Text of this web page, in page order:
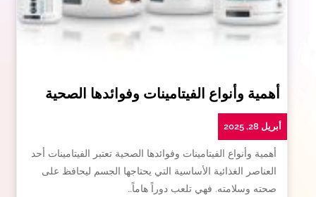
أهمية وأنواع الفيتامينات وفوائدها الصحية
أبريل 28, 2025
أهمية وأنواع الفيتامينات وفوائدها الصحية تعتبر الفيتامينات أحد
العناصر الغذائية الأساسية التي يحتاجها الجسم ليحافظ على
صحته وسلامته. فهي تلعب دوراً هاماً…